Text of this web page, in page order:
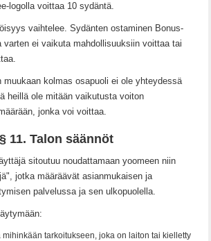
logolla voittaa 10 sydäntä.
vaihtelee. Sydänten ostaminen Bonus-
varten ei vaikuta mahdollisuuksiin voittaa tai
kolmas osapuoli ei ole yhteydessä
heillä ole mitään vaikutusta voiton
jonka voi voittaa.
§ 11. Talon säännöt
sitoutuu noudattamaan yoomeen niin
jotka määräävät asianmukaisen ja
palvelussa ja sen ulkopuolella.
mihinkään tarkoitukseen, joka on laiton tai kielletty